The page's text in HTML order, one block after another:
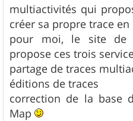
multiactivités qui
créer sa propre trace
pour moi, le site de
propose ces trois
partage de traces
éditions de traces
correction de la base
Map